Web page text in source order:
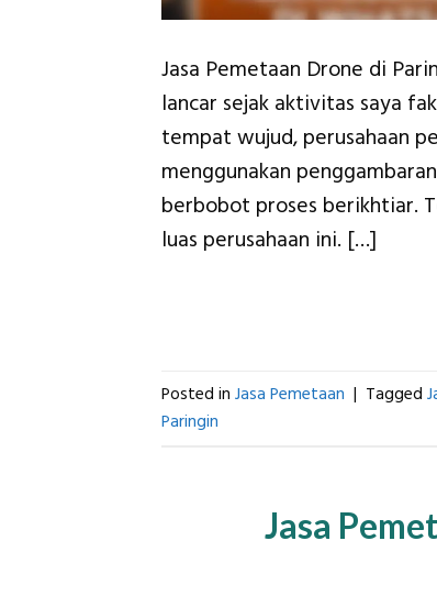
Jasa Pemetaan Drone di
lancar sejak aktivitas saya
tempat wujud, perusahaan
menggunakan
berbobot proses berikhtiar.
luas perusahaan ini. […]
Posted in Jasa Pemetaan | Tagged
Paringin
Jasa